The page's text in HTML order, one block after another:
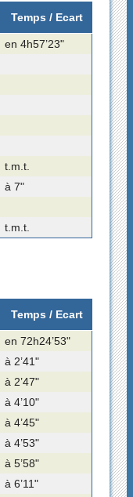
Temps / Ecart
en 4h57’23"
t.m.t.
à 7"
t.m.t.
Temps / Ecart
en 72h24’53"
à 2’41"
à 2’47"
à 4’10"
à 4’45"
à 4’53"
à 5’58"
à 6’11"